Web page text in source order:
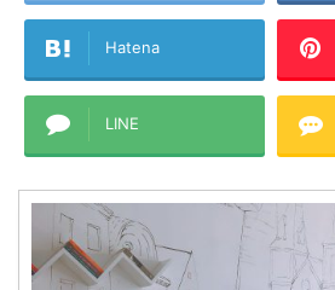
Hatena
LINE